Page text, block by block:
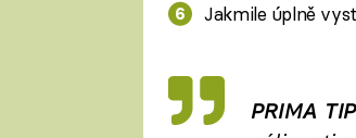
Jakmile úplně
PRIMA